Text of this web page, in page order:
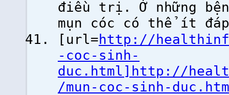
điều trị. Ở những
mụn cóc có thể ít
[url=http://
-coc-sinh-
duc.html]http://
/mun-coc-sinh-